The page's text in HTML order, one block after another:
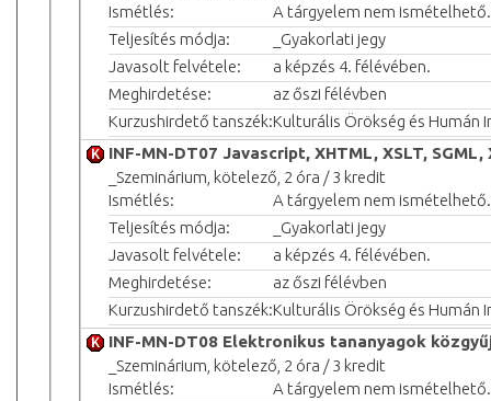
Ismétlés:
A tárgyelem nem ismételhető.
Teljesítés módja:
_Gyakorlati jegy
Javasolt felvétele:
a képzés 4. félévében.
Meghirdetése:
az őszi félévben
Kurzushirdető tanszék:Kulturális Örökség és Humán
INF-MN-DT07 Javascript, XHTML, XSLT, SGML,
_Szeminárium, kötelező, 2 óra / 3 kredit
Ismétlés:
A tárgyelem nem ismételhető.
Teljesítés módja:
_Gyakorlati jegy
Javasolt felvétele:
a képzés 4. félévében.
Meghirdetése:
az őszi félévben
Kurzushirdető tanszék:Kulturális Örökség és Humán
INF-MN-DT08 Elektronikus tananyagok
_Szeminárium, kötelező, 2 óra / 3 kredit
Ismétlés:
A tárgyelem nem ismételhető.